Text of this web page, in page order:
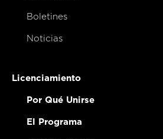
Boletines
Noticias
Licenciamiento
Por Qué Unirse
El Programa